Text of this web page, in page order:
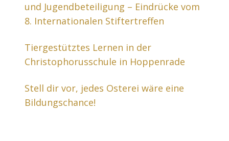
und Jugendbeteiligung – Eindrücke vom
8. Internationalen Stiftertreffen
Tiergestütztes Lernen in der
Christophorusschule in Hoppenrade
Stell dir vor, jedes Osterei wäre eine
Bildungschance!